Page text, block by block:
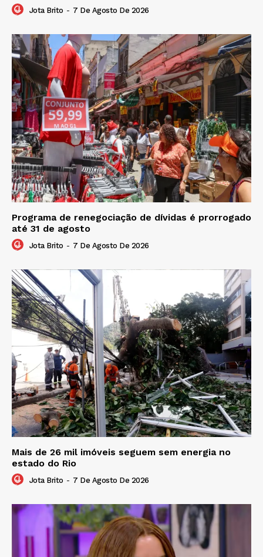
Jota Brito - 7 De Agosto De 2026
Programa de renegociação de dívidas é prorrogado
até 31 de agosto
Jota Brito - 7 De Agosto De 2026
Mais de 26 mil imóveis seguem sem energia no
estado do Rio
Jota Brito - 7 De Agosto De 2026